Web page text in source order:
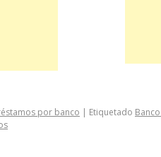
por banco | Etiquetado